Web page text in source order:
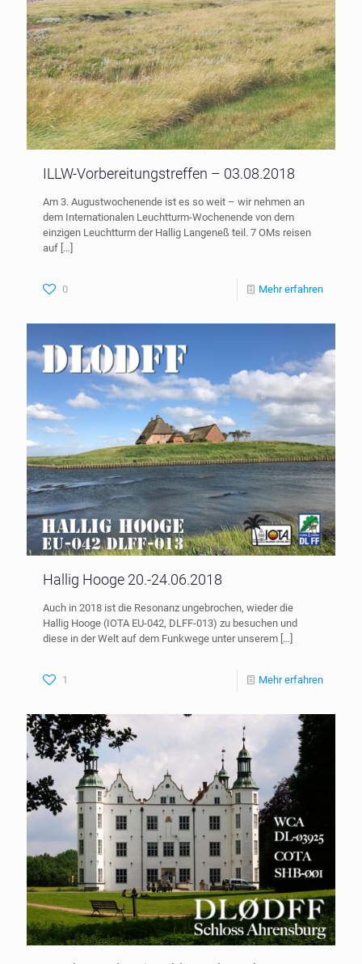
ILLW-Vorbereitungstreffen – 03.08.2018
Am 3. Augustwochenende ist es so weit – wir nehmen an
dem Internationalen Leuchtturm-Wochenende von dem
einzigen Leuchtturm der Hallig Langeneß teil. 7 OMs reisen
auf […]
0 Mehr erfahren
Hallig Hooge 20.-24.06.2018
Auch in 2018 ist die Resonanz ungebrochen, wieder die
Hallig Hooge (IOTA EU-042, DLFF-013) zu besuchen und
diese in der Welt auf dem Funkwege unter unserem […]
1 Mehr erfahren